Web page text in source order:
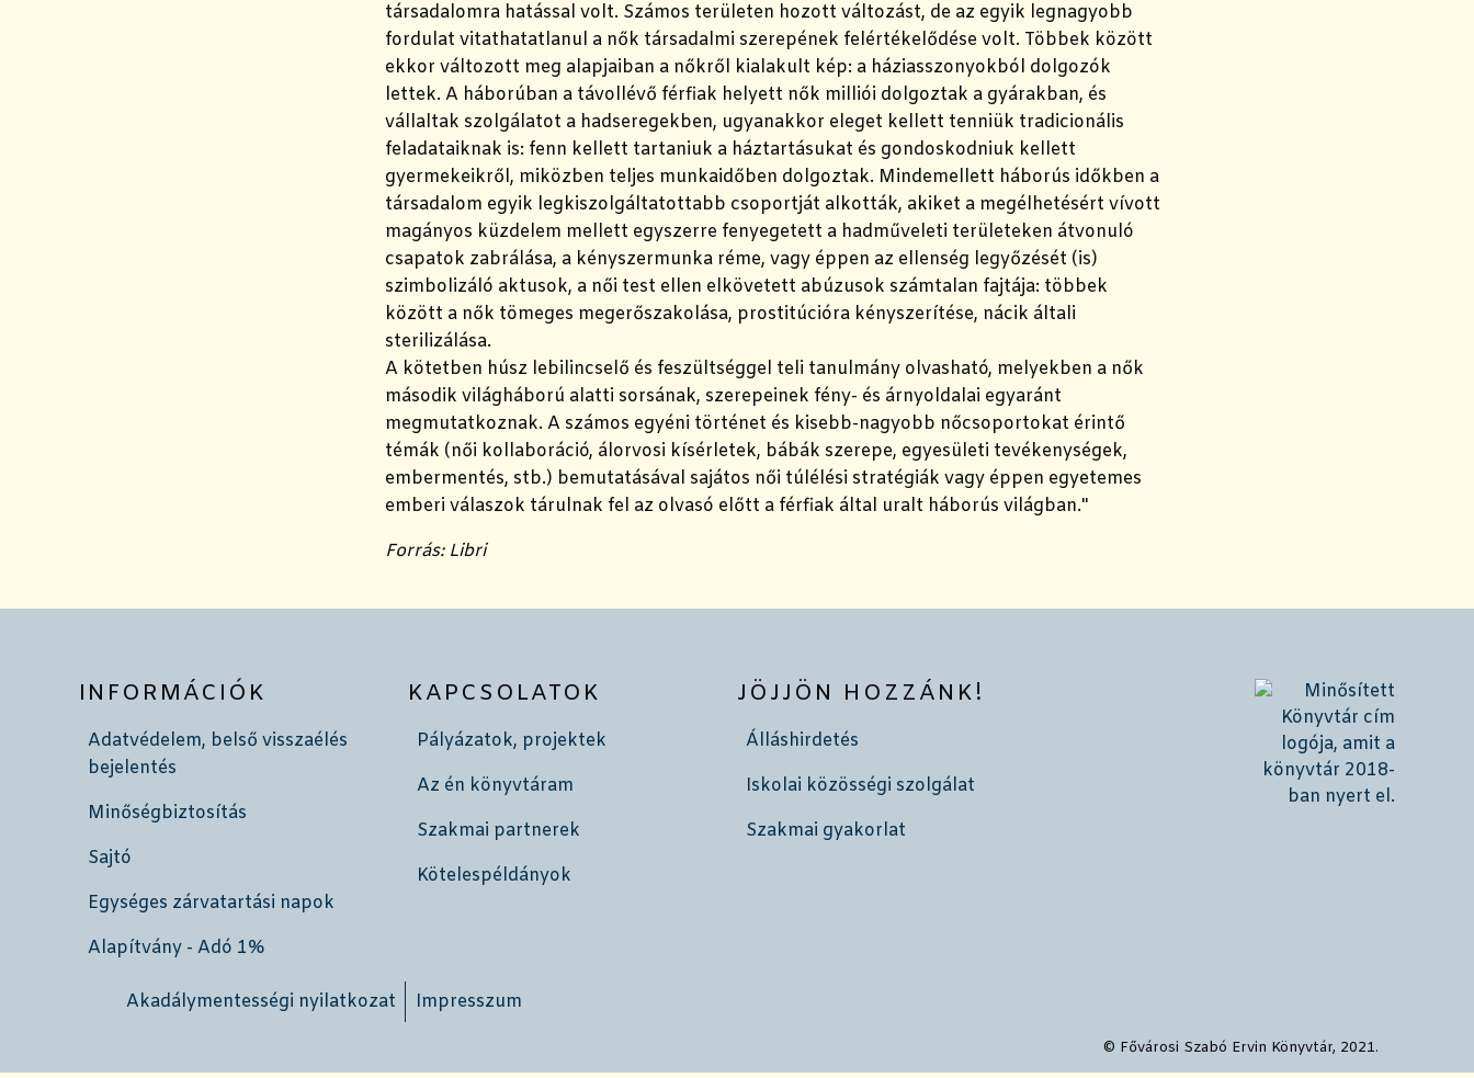
társadalomra hatással volt. Számos területen hozott változást, de az egyik legnagyobb
fordulat vitathatatlanul a nők társadalmi szerepének felértékelődése volt. Többek között
ekkor változott meg alapjaiban a nőkről kialakult kép: a háziasszonyokból dolgozók
lettek. A háborúban a távollévő férfiak helyett nők milliói dolgoztak a gyárakban, és
vállaltak szolgálatot a hadseregekben, ugyanakkor eleget kellett tenniük tradicionális
feladataiknak is: fenn kellett tartaniuk a háztartásukat és gondoskodniuk kellett
gyermekeikről, miközben teljes munkaidőben dolgoztak. Mindemellett háborús időkben a
társadalom egyik legkiszolgáltatottabb csoportját alkották, akiket a megélhetésért vívott
magányos küzdelem mellett egyszerre fenyegetett a hadműveleti területeken átvonuló
csapatok zabrálása, a kényszermunka réme, vagy éppen az ellenség legyőzését (is)
szimbolizáló aktusok, a női test ellen elkövetett abúzusok számtalan fajtája: többek
között a nők tömeges megerőszakolása, prostitúcióra kényszerítése, nácik általi
sterilizálása.
A kötetben húsz lebilincselő és feszültséggel teli tanulmány olvasható, melyekben a nők
második világháború alatti sorsának, szerepeinek fény- és árnyoldalai egyaránt
megmutatkoznak. A számos egyéni történet és kisebb-nagyobb nőcsoportokat érintő
témák (női kollaboráció, álorvosi kísérletek, bábák szerepe, egyesületi tevékenységek,
embermentés, stb.) bemutatásával sajátos női túlélési stratégiák vagy éppen egyetemes
emberi válaszok tárulnak fel az olvasó előtt a férfiak által uralt háborús világban."
Forrás: Libri
INFORMÁCIÓK
Adatvédelem, belső visszaélés
bejelentés
Minőségbiztosítás
Sajtó
Egységes zárvatartási napok
Alapítvány - Adó 1%
KAPCSOLATOK
Pályázatok, projektek
Az én könyvtáram
Szakmai partnerek
Kötelespéldányok
JÖJJÖN HOZZÁNK!
Álláshirdetés
Iskolai közösségi szolgálat
Szakmai gyakorlat
Akadálymentességi nyilatkozat Impresszum
© Fővárosi Szabó Ervin Könyvtár, 2021.